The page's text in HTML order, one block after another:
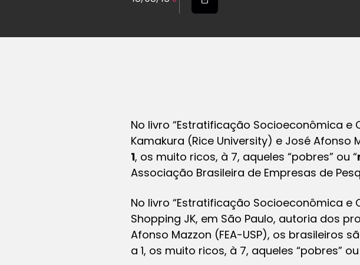
No livro “Estratificação Socioeconômica e
Kamakura (Rice University) e José Afonso
1, os muito ricos, à 7, aqueles “pobres” ou “
Associação Brasileira de Empresas de
No livro “Estratificação Socioeconômica e
Shopping JK, em São Paulo, autoria dos
Afonso Mazzon (FEA-USP), os brasileiros
a 1, os muito ricos, à 7, aqueles “pobres”